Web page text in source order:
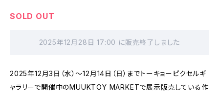
SOLD OUT
2025年12月28日 17:00 に販売終了しました
2025年12月3日（水）～12月14日（日）までトーキョーピクセルギ
ャラリーで開催中のMUUKTOY MARKETで展示販売している作